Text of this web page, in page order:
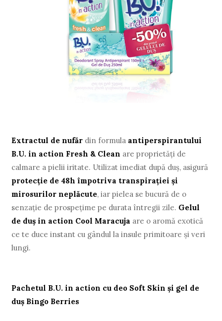
Extractul de nufăr din formula antiperspirantului
B.U. in action Fresh & Clean are proprietăţi de
calmare a pielii iritate. Utilizat imediat după duş, asigură
protecţie de 48h împotriva transpiraţiei şi
mirosurilor neplăcute, iar pielea se bucură de o
senzaţie de prospeţime pe durata întregii zile. Gelul
de duş in action Cool Maracuja are o aromă exotică
ce te duce instant cu gândul la insule primitoare şi veri
lungi.
Pachetul B.U. in action cu deo Soft Skin şi gel de
duş Bingo Berries